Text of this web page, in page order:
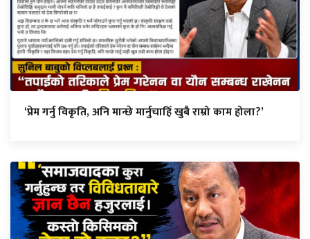
‘प्रेम गर्नु विकृति, अनि मान्छे मार्नुचाहिँ खुबै राम्रो काम होला?’